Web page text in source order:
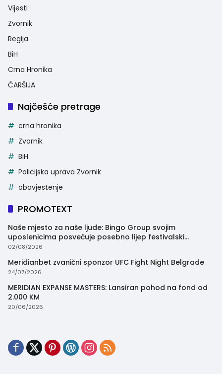
Vijesti
Zvornik
Regija
BiH
Crna Hronika
ČARŠIJA
Najčešće pretrage
crna hronika
Zvornik
BiH
Policijska uprava Zvornik
obavjestenje
PROMOTEXT
Naše mjesto za naše ljude: Bingo Group svojim
uposlenicima posvećuje posebno lijep festivalski
trenutak
02/08/2026
Meridianbet zvanični sponzor UFC Fight Night Belgrade
24/07/2026
MERIDIAN EXPANSE MASTERS: Lansiran pohod na fond od
2.000 KM
20/06/2026